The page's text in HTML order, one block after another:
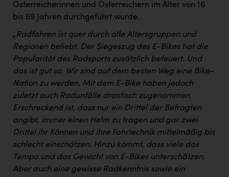
Österreicherinnen und Österreichern im Alter von 16
bis 69 Jahren durchgeführt wurde.
„Radfahren ist quer durch alle Altersgruppen und
Regionen beliebt. Der Siegeszug des E-Bikes hat die
Popularität des Radsports zusätzlich befeuert. Und
das ist gut so. Wir sind auf dem besten Weg eine Bike-
Nation zu werden. Mit dem E-Bike haben jedoch
zuletzt auch Radunfälle drastisch zugenommen.
Erschreckend ist, dass nur ein Drittel der Befragten
angibt, immer einen Helm zu tragen und gar zwei
Drittel ihr Können und ihre Fahrtechnik mittelmäßig bis
schlecht einschätzen. Hinzu kommt, dass viele das
Tempo und das Gewicht von E-Bikes unterschätzen.
Aber auch eine gewisse Radkenntnis sowie ein